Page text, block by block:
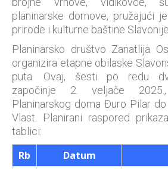
planinarske domove, pružajući
prirode i kulturne baštine Slavonije.
Planinarsko društvo Zanatlija
organizira etapne obilaske
puta. Ovaj, šesti po redu
započinje 2. veljače
Planinarskog doma Đuro Pilar
Vlast. Planirani raspored
tablici:
Rb Datum